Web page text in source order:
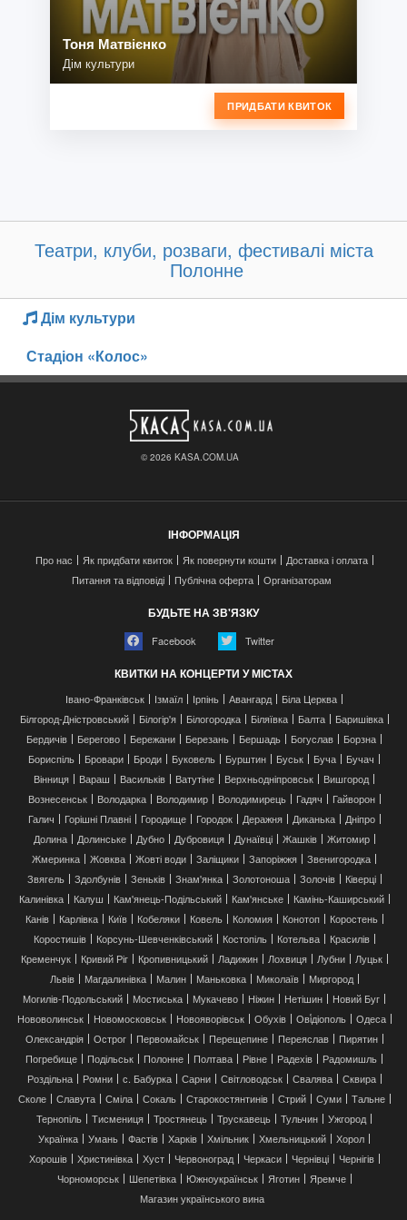
Тоня Матвієнко
Дім культури
ПРИДБАТИ КВИТОК
Театри, клуби, розваги, фестивалі міста
Полонне
Дім культури
Стадіон «Колос»
© 2026 KASA.COM.UA
ІНФОРМАЦІЯ
Про нас Як придбати квиток Як повернути кошти
Доставка і оплата
Питання та відповіді
Публічна оферта Організаторам
БУДЬТЕ НА ЗВ'ЯЗКУ
Facebook Twitter
КВИТКИ НА КОНЦЕРТИ У МІСТАХ
Івано-Франківськ Ізмаїл Ірпінь Авангард
Біла Церква
Білгород-Дністровський
Білогір'я Білогородка Біляївка Балта
Баришівка
Бердичів
Берегово Бережани Березань Бершадь Богуслав
Борзна
Бориспіль
Бровари Броди Буковель Бурштин Буськ Буча
Бучач
Вінниця
Вараш Васильків Ватутіне Верхньодніпровськ
Вишгород
Вознесенськ
Володарка Володимир Володимирець Гадяч
Гайворон
Галич
Горішні Плавні Городище Городок Деражня Диканька
Дніпро
Долина
Долинське Дубно Дубровиця Дунаївці Жашків
Житомир
Жмеринка
Жовква Жовті води Заліщики Запоріжжя
Звенигородка
Звягель
Здолбунів Зеньків Знам'янка Золотоноша Золочів
Ківерці
Калинівка
Калуш Кам'янець-Подільський Кам'янське
Камінь-Каширський
Канів
Карлівка Київ Кобеляки Ковель Коломия Конотоп
Коростень
Коростишів
Корсунь-Шевченківський Костопіль Котельва
Красилів
Кременчук
Кривий Ріг Кропивницький Ладижин Лохвиця Лубни
Луцьк
Львів
Магдалинівка Малин Маньковка Миколаїв
Миргород
Могилів-Подольський
Мостиська Мукачево Ніжин Нетішин
Новий Буг
Нововолинськ
Новомосковськ Новояворівськ Обухів Ові́діополь
Одеса
Олександрія
Острог Первомайськ Перещепине Переяслав
Пирятин
Погребище
Подільськ Полонне Полтава Рівне Радехів
Радомишль
Роздільна
Ромни с. Бабурка Сарни Світловодськ Свалява
Сквира
Сколе
Славута Сміла Сокаль Старокостянтинів Стрий Суми
Тальне
Тернопіль
Тисмениця Тростянець Трускавець Тульчин
Ужгород
Українка
Умань Фастів Харків Хмільник Хмельницький
Хорол
Хорошів
Христинівка Хуст Червоноград Черкаси Чернівці
Чернігів
Чорноморськ
Шепетівка Южноукраїнськ Яготин
Яремче
Магазин українського вина